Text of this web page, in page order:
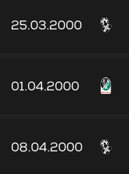
25.03.2000
01.04.2000
08.04.2000